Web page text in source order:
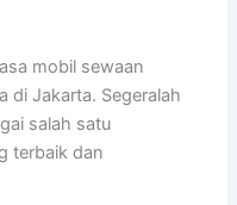
mobil sewaan
di Jakarta. Segeralah
salah satu
terbaik dan